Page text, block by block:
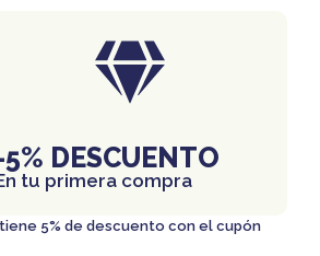
DESCUENTO
tu primera compra
5% de descuento con el cupón